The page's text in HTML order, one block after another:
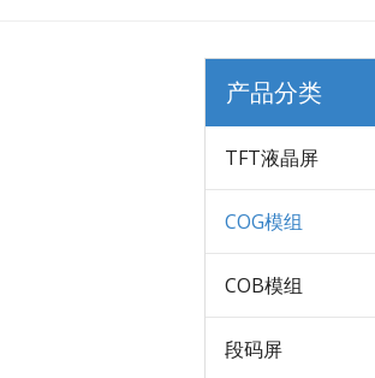
产品分类
TFT液晶屏
COG模组
COB模组
段码屏